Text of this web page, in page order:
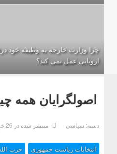
چرا وزارت خارجه به وظیفه خود
اروپایی عمل نمی کند؟
اصولگرایان همه
دسته: سیاسی منتشر شده در 26 خرداد 1392
انتخابات ریاست جمهوری حزب